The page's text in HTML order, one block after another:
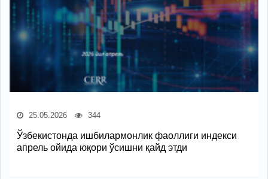
25.05.2026 344
Ўзбекистонда ишбилармонлик фаоллиги индекси
апрель ойида юқори ўсишни қайд этди